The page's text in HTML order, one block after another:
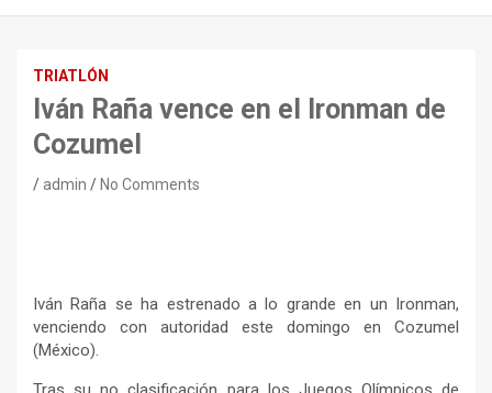
TRIATLÓN
Iván Raña vence en el Ironman de
Cozumel
admin No Comments
Iván Raña se ha estrenado a lo grande en un Ironman,
venciendo con autoridad este domingo en Cozumel
(México).